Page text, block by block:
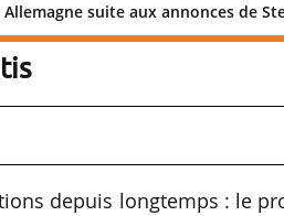
suite aux annonces de
en Italie et en
depuis longtemps : le